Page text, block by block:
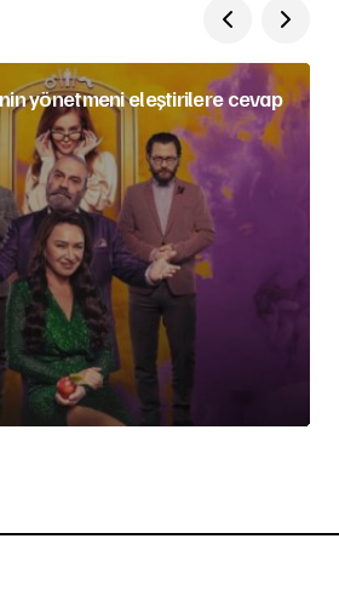
yönetmeni eleştirilere cevap